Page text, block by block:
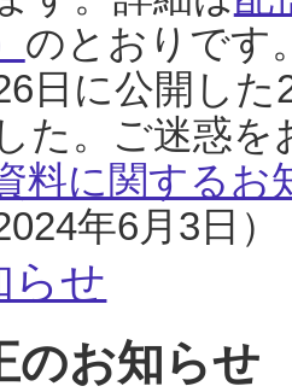
のとおりです
日に公開し
た。ご迷惑
料に関するお
年6月3日）
らせ
のお知らせ